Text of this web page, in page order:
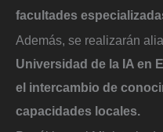
facultades
Además, se realizarán
Universidad de la IA en
el intercambio de
capacidades locales.